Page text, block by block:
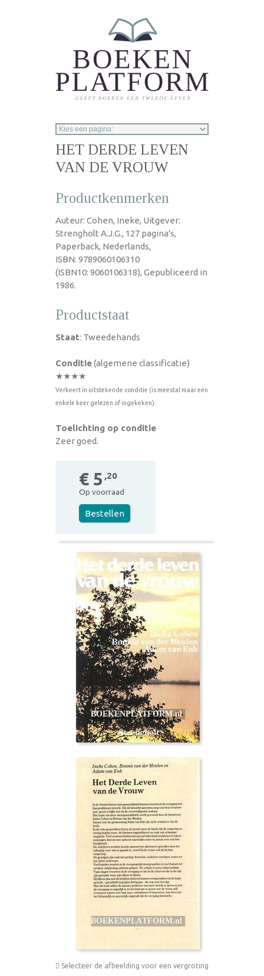
HET DERDE LEVEN
VAN DE VROUW
Productkenmerken
Auteur: Cohen, Ineke, Uitgever:
Strengholt A.J.G., 127 pagina's,
Paperback, Nederlands,
ISBN: 9789060106310
(ISBN10: 9060106318), Gepubliceerd in
1986.
Productstaat
Staat: Tweedehands
Conditie(algemene classificatie)
★★★★
Verkeert in uitstekende conditie (is meestal maar een
enkele keer gelezen of ingekeken)
Toelichting op conditie
Zeer goed.
€ 5 ,20
Op voorraad
Bestellen
Selecteer de afbeelding voor een vergroting